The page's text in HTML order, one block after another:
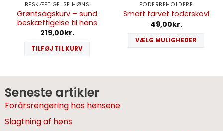
BESKÆFTIGELSE HØNS
Grøntsagskurv – sund
beskæftigelse til høns
219,00kr.
TILFØJ TIL KURV
FODERBEHOLDERE
Smart farvet foderskovl
49,00kr.
VÆLG MULIGHEDER
Seneste artikler
Forårsrengøring hos hønsene
Slagtning af høns